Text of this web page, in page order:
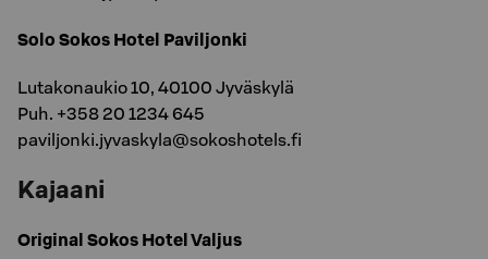
Solo Sokos Hotel Paviljonki
Lutakonaukio 10, 40100 Jyväskylä
Puh. +358 20 1234 645
paviljonki.jyvaskyla@sokoshotels.fi
Kajaani
Original Sokos Hotel Valjus